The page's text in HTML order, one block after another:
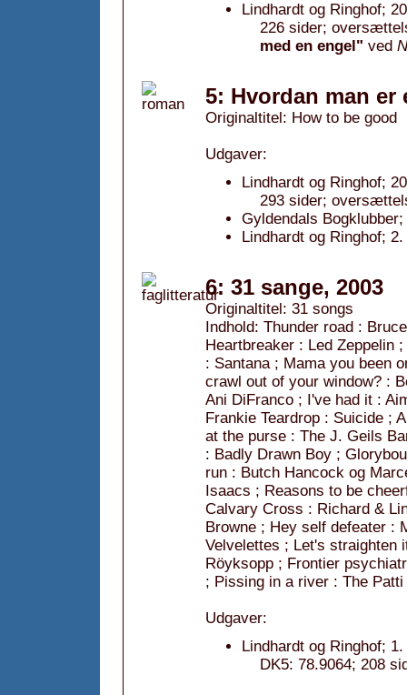
Lindhardt og Ringhof;
226 sider;
med en engel" ved
5: Hvordan man er
Originaltitel: How to be good
Udgaver:
Lindhardt og Ringhof;
293 sider;
Gyldendals
Lindhardt og Ringhof;
6: 31 sange, 2003
Originaltitel: 31 songs
Indhold: Thunder road :
Heartbreaker : Led Zeppelin
: Santana ; Mama you been
crawl out of your window? :
Ani DiFranco ; I've had it :
Frankie Teardrop : Suicide ;
at the purse : The J. Geils
: Badly Drawn Boy ;
run : Butch Hancock og
Isaacs ; Reasons to be
Calvary Cross : Richard &
Browne ; Hey self defeater :
Velvelettes ; Let's straighten
Röyksopp ; Frontier
; Pissing in a river : The
Udgaver:
Lindhardt og Ringhof;
DK5: 78.9064; 208